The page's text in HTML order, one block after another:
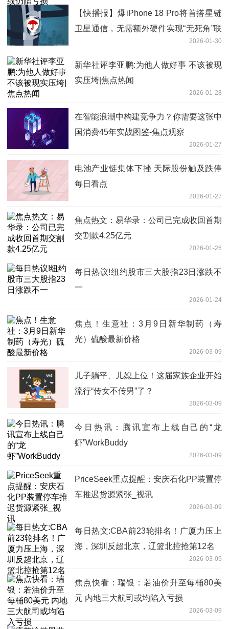
【快播报】爆iPhone 18 Pro将首搭星链
卫星通信，无需额外硬件实现“无死角”联
2026-01-30
新华社评李亚鹏:为他人做好事 不该被现
实压垮|焦点热闻
2026-01-28
在智能浪潮中构建竞争力？你需要这张中
国消费45年实战图鉴-焦点观察
2026-01-27
电池产业链集体下挫 天际股份触及跌停
每日看点
2026-01-27
焦点热文：易华录：公司已完成收回首期
交割款4.25亿元
2026-01-26
每日热议!纽约股市三大股指23日涨跌不
一
2026-01-24
焦点！生意社：3月9日新华制药（寿
光）硫酸最新价格
2026-03-09
儿子躺平、儿媳上位！这届家族企业开始
流行“传女不传男”了？
2026-03-09
今日热讯：腾讯宣布上线自己的“龙
虾”WorkBuddy
2026-03-09
PriceSeek重点提醒：安庆石化PP装置停
车推迟货源紧张_视讯
2026-03-09
每日热文:CBA前23轮排名！广厦力压上
海，深圳反超北京，辽篮北控抢第12名
2026-03-09
焦点快看：瑞银：若油价升至每桶80美
元 内地三大航司或均陷入亏损
2026-03-09